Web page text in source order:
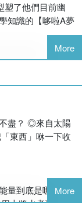
塑了他們目前幽
知識的【哆啦A夢
的科幻漫畫之
】，不僅創意發想
老少，都可以從中
他身邊的糟糕朋
友情的故事，但
開始教導小朋友整
只由主角口中告知
More
盡？ ◎來自太陽
東西」咻一下收
量到底是哪個？
火將水煮沸後可
More